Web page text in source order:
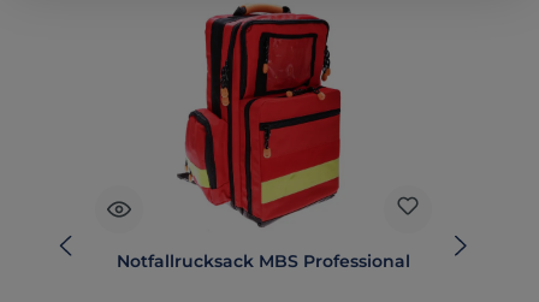
Notfallrucksack MBS Professional